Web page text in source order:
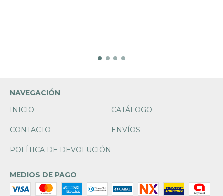
NAVEGACIÓN
INICIO
CATÁLOGO
CONTACTO ENVÍOS
POLÍTICA DE DEVOLUCIÓN
MEDIOS DE PAGO